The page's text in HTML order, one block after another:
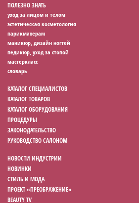
ПОЛЕЗНО ЗНАТЬ
уход за лицом и телом
эстетическая косметология
парикмахерам
маникюр, дизайн ногтей
педикюр, уход за стопой
мастеркласс
словарь
КАТАЛОГ СПЕЦИАЛИСТОВ
КАТАЛОГ ТОВАРОВ
КАТАЛОГ ОБОРУДОВАНИЯ
ПРОЦЕДУРЫ
ЗАКОНОДАТЕЛЬСТВО
РУКОВОДСТВО САЛОНОМ
НОВОСТИ ИНДУСТРИИ
НОВИНКИ
СТИЛЬ И МОДА
ПРОЕКТ «ПРЕОБРАЖЕНИЕ»
BEAUTY TV